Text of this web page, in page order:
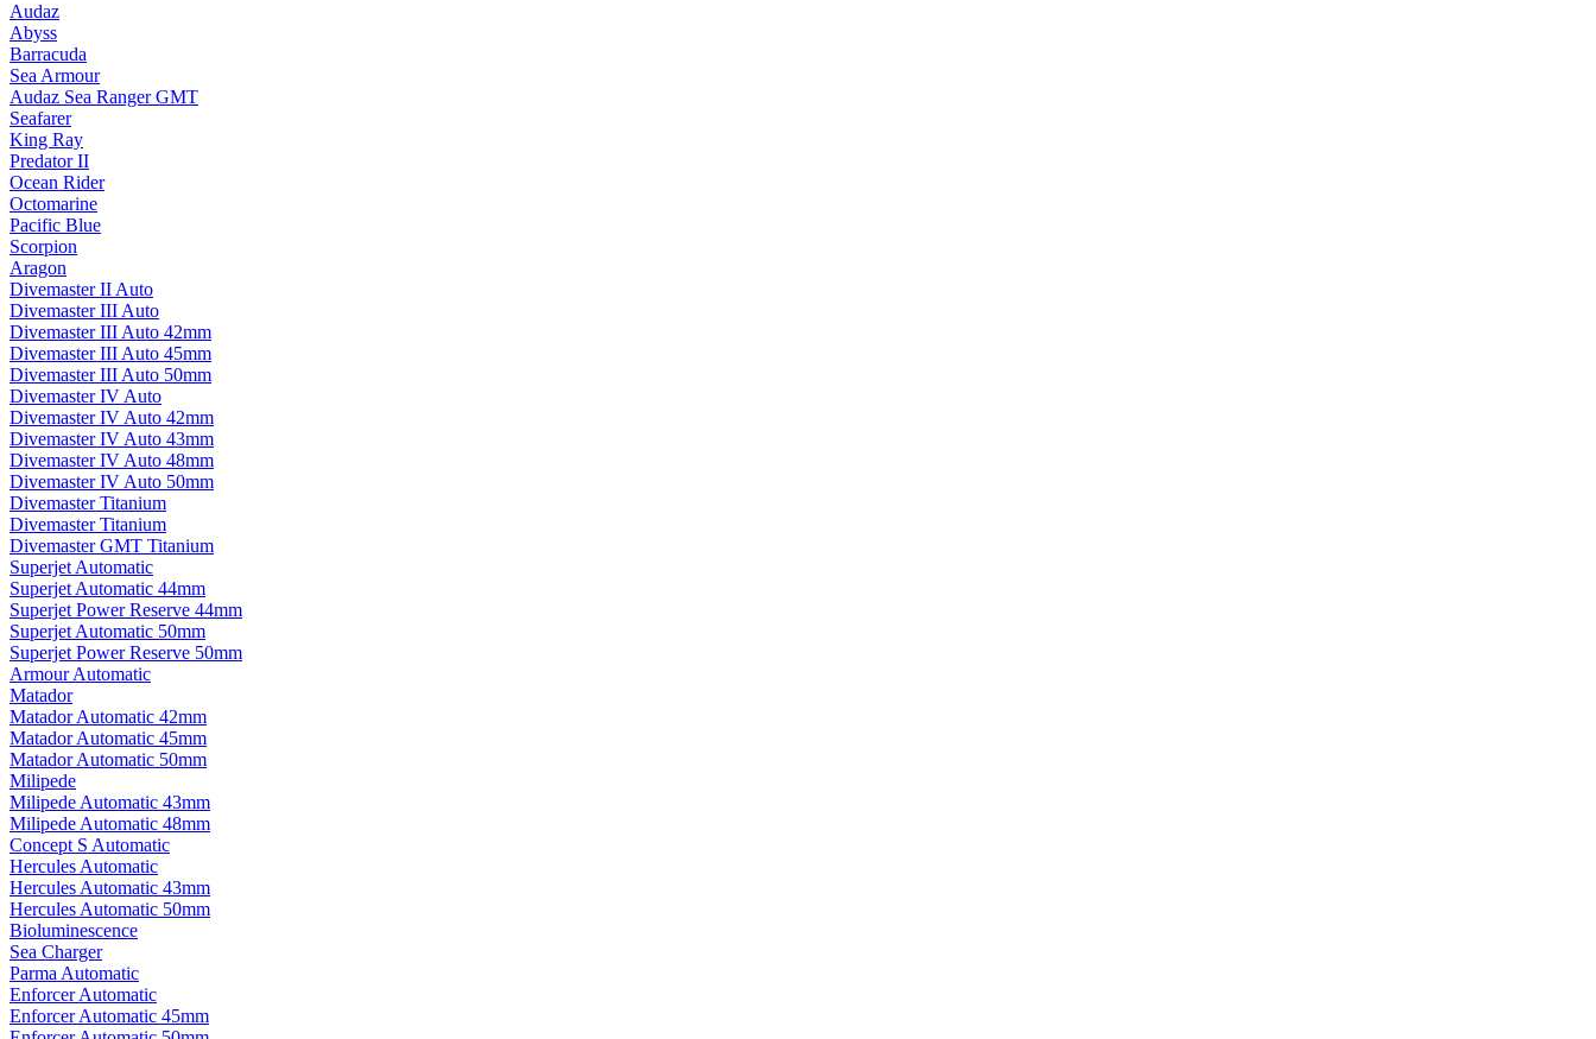
Audaz
Abyss
Barracuda
Sea Armour
Audaz Sea Ranger GMT
Seafarer
King Ray
Predator II
Ocean Rider
Octomarine
Pacific Blue
Scorpion
Aragon
Divemaster II Auto
Divemaster III Auto
Divemaster III Auto 42mm
Divemaster III Auto 45mm
Divemaster III Auto 50mm
Divemaster IV Auto
Divemaster IV Auto 42mm
Divemaster IV Auto 43mm
Divemaster IV Auto 48mm
Divemaster IV Auto 50mm
Divemaster Titanium
Divemaster Titanium
Divemaster GMT Titanium
Superjet Automatic
Superjet Automatic 44mm
Superjet Power Reserve 44mm
Superjet Automatic 50mm
Superjet Power Reserve 50mm
Armour Automatic
Matador
Matador Automatic 42mm
Matador Automatic 45mm
Matador Automatic 50mm
Milipede
Milipede Automatic 43mm
Milipede Automatic 48mm
Concept S Automatic
Hercules Automatic
Hercules Automatic 43mm
Hercules Automatic 50mm
Bioluminescence
Sea Charger
Parma Automatic
Enforcer Automatic
Enforcer Automatic 45mm